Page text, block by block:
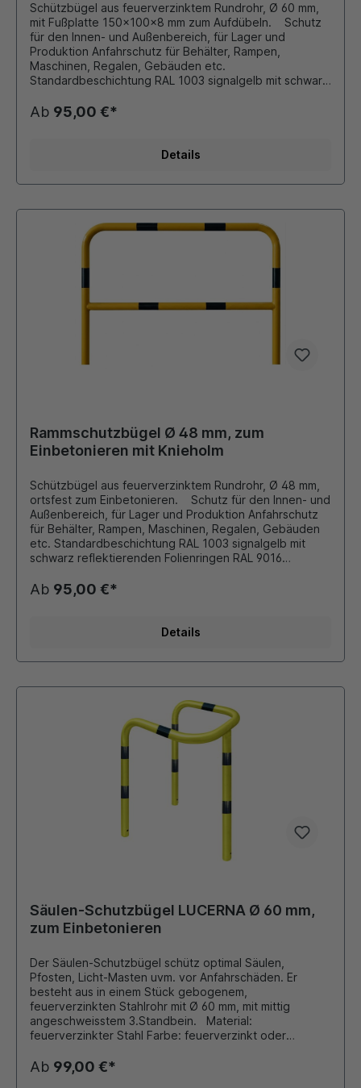
Schützbügel aus feuerverzinktem Rundrohr, Ø 60 mm,
mit Fußplatte 150x100x8 mm zum Aufdübeln. Schutz
für den Innen- und Außenbereich, für Lager und
Produktion Anfahrschutz für Behälter, Rampen,
Maschinen, Regalen, Gebäuden etc.
Standardbeschichtung RAL 1003 signalgelb mit schwarz
Größen auf Anfrage möglich!!!
Ab 95,00 €*
Details
Rammschutzbügel Ø 48 mm, zum
Einbetonieren mit Knieholm
Schützbügel aus feuerverzinktem Rundrohr, Ø 48 mm,
ortsfest zum Einbetonieren. Schutz für den Innen- und
Außenbereich, für Lager und Produktion Anfahrschutz
für Behälter, Rampen, Maschinen, Regalen, Gebäuden
etc. Standardbeschichtung RAL 1003 signalgelb mit
schwarz reflektierenden Folienringen RAL 9016
Andere Farben und Größen auf Anfrage möglich!!!
Ab 95,00 €*
Details
Säulen-Schutzbügel LUCERNA Ø 60 mm,
zum Einbetonieren
Der Säulen-Schutzbügel schütz optimal Säulen,
Pfosten, Licht-Masten uvm. vor Anfahrschäden. Er
besteht aus in einem Stück gebogenem,
feuerverzinkten Stahlrohr mit Ø 60 mm, mit mittig
angeschweisstem 3.Standbein. Material:
feuerverzinkter Stahl Farbe: feuerverzinkt oder
mm Gesamtlänge: 650 mm Höhe über Boden: 600 mm,
Gesamthöhe: 900 mm für Innen- oder Außenbereiche
Ab 99,00 €*